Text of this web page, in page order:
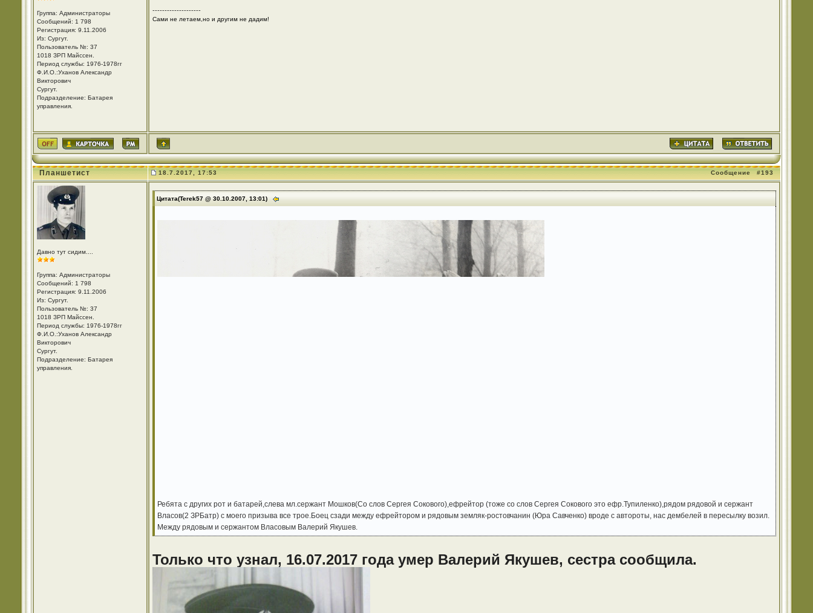
Группа: Администраторы
Сообщений: 1 798
Регистрация: 9.11.2006
Из: Cургут.
Пользователь №: 37
1018 ЗРП Майссен.
Период службы: 1976-1978гг
Ф.И.О.:Уханов Александр
Викторович
Cургут.
Подразделение: Батарея
управления.
--------------------
Сами не летаем,но и другим не дадим!
Планшетист 18.7.2017, 17:53 Сообщение #193
Давно тут сидим....
Группа: Администраторы
Сообщений: 1 798
Регистрация: 9.11.2006
Из: Cургут.
Пользователь №: 37
1018 ЗРП Майссен.
Период службы: 1976-1978гг
Ф.И.О.:Уханов Александр
Викторович
Cургут.
Подразделение: Батарея
управления.
Цитата(Terek57 @ 30.10.2007, 13:01)
Ребята с других рот и батарей,слева мл.сержант Мошков(Со слов Сергея Сокового),ефрейтор (тоже со слов Сергея Сокового это ефр.Тупиленко),рядом рядовой и сержант
Власов(2 ЗРБатр) с моего призыва все трое.Боец сзади между ефрейтором и рядовым земляк-ростовчанин (Юра Савченко) вроде с автороты, нас дембелей в пересылку возил.
Между рядовым и сержантом Власовым Валерий Якушев.
Только что узнал, 16.07.2017 года умер Валерий Якушев, сестра сообщила.